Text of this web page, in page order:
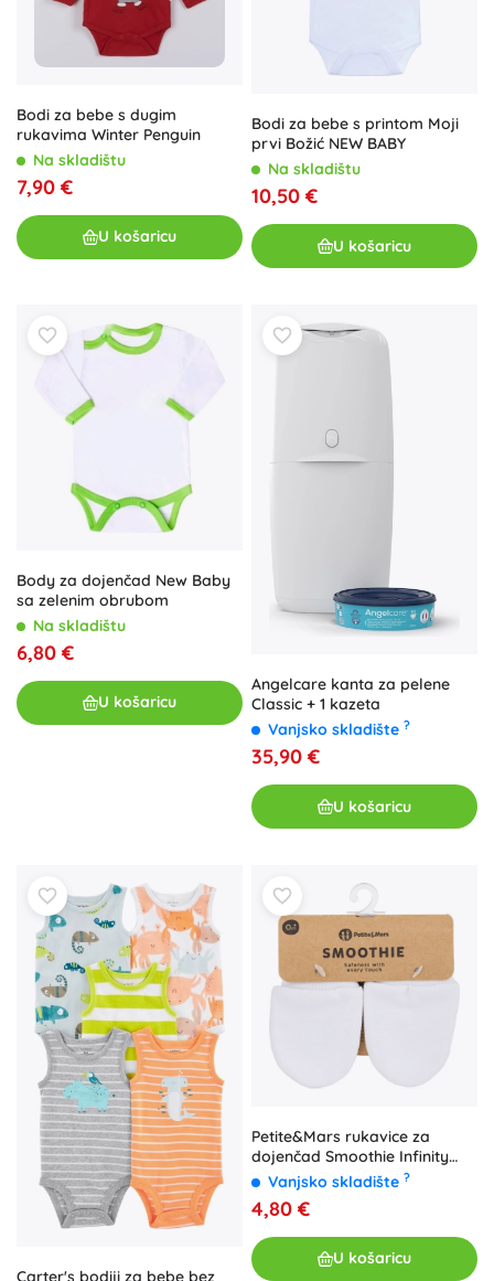
Bodi za bebe s dugim
rukavima Winter Penguin
Na skladištu
7,90 €
U košaricu
Bodi za bebe s printom Moji
prvi Božić NEW BABY
Na skladištu
10,50 €
U košaricu
Body za dojenčad New Baby
sa zelenim obrubom
Na skladištu
6,80 €
U košaricu
Angelcare kanta za pelene
Classic + 1 kazeta
Vanjsko skladište ?
35,90 €
U košaricu
Carter's bodiji za bebe bez
Petite&Mars rukavice za
dojenčad Smoothie Infinity
white
Vanjsko skladište ?
4,80 €
U košaricu